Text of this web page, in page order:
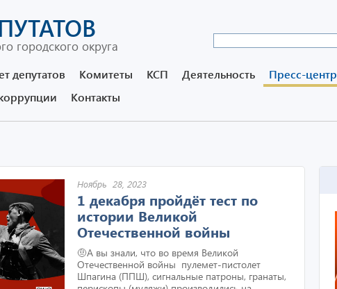
городского округа
депутатов Комитеты КСП Деятельность
Пресс-центр
Контакты
Ноябрь 28, 2023
1 декабря пройдёт тест по
истории Великой
Отечественной войны
🤨А вы знали, что во время Великой
Отечественной войны пулемет-пистолет
Шпагина (ППШ), сигнальные патроны, гранаты,